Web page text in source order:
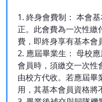
1. 終身會費制： 本會
正。此會費為一次性繳
費，即終身享有基本會
2. 應屆畢業生： 母校
會員時，須繳交一次性
由校方代收。若應屆畢
用，其基本會員資格將